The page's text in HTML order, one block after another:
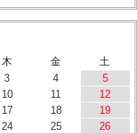
木 金
土
3 4
5
10 11
12
17 18
19
24 25
26